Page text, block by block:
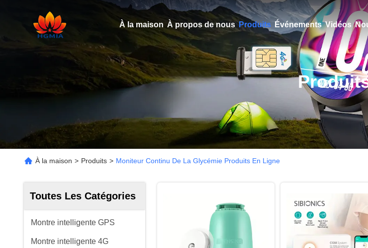
À la maison À propos de nous Produits Événements Vidéos
À la maison > Produits > Moniteur Continu De La Glycémie Produits En Ligne
Toutes Les Catégories
Montre intelligente GPS
Montre intelligente 4G